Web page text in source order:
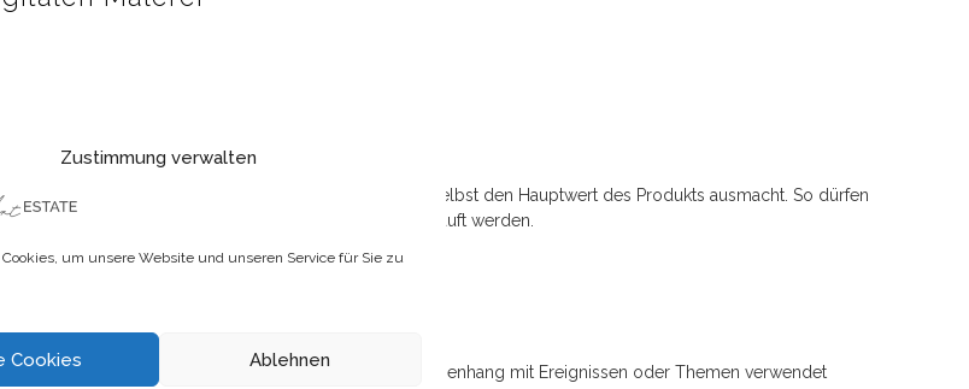
Zustimmung verwalten
um unsere Website und unseren Service für Sie zu
Cookies Ablehnen
bei denen die erworbene digitale Malerei selbst den Hauptwert des Produkts ausmacht. So dürfen
hauptsächlich wegen des aufgedruckten Bildes gekauft werden.
für diese erworben wird.
Einverständnis von Karin Siemens und in Zusammenhang mit Ereignissen oder Themen verwendet